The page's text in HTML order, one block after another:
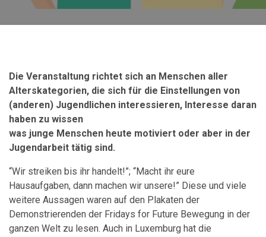
Die Veranstaltung richtet sich an Menschen aller
Alterskategorien, die sich für die Einstellungen von
(anderen) Jugendlichen interessieren, Interesse daran
haben zu wissen
was junge Menschen heute motiviert oder aber in der
Jugendarbeit tätig sind.
“Wir streiken bis ihr handelt!”; “Macht ihr eure
Hausaufgaben, dann machen wir unsere!” Diese und viele
weitere Aussagen waren auf den Plakaten der
Demonstrierenden der Fridays for Future Bewegung in der
ganzen Welt zu lesen. Auch in Luxemburg hat die